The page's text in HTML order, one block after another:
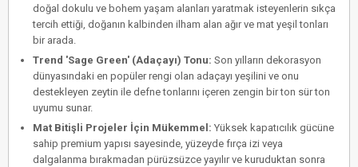
doğal dokulu ve bohem yaşam alanları yaratmak isteyenlerin sıkça
tercih ettiği, doğanın kalbinden ilham alan ağır ve mat yeşil tonları
bir arada.
Trend 'Sage Green' (Adaçayı) Tonu: Son yılların dekorasyon
dünyasındaki en popüler rengi olan adaçayı yeşilini ve onu
destekleyen zeytin ile defne tonlarını içeren zengin bir ton sür ton
uyumu sunar.
Mat Bitişli Projeler İçin Mükemmel: Yüksek kapatıcılık gücüne
sahip premium yapısı sayesinde, yüzeyde fırça izi veya
dalgalanma bırakmadan pürüzsüzce yayılır ve kuruduktan sonra